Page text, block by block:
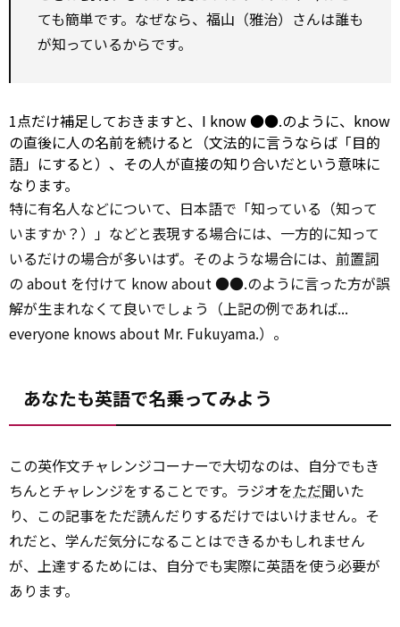
ても簡単です。なぜなら、福山（雅治）さんは誰も
が知っているからです。
1点だけ補足しておきますと、I know ●●.のように、know
の直後に人の名前を続けると（文法的に言うならば「目的
語」にすると）、その人が直接の知り合いだという意味に
なります。
特に有名人などについて、日本語で「知っている（知って
いますか？）」などと表現する場合には、一方的に知って
いるだけの場合が多いはず。そのような場合には、 前置詞
の about を付けて know about ●●.のように言った方が誤
解が生まれなくて良いでしょう（上記の例であれば...
everyone knows about Mr. Fukuyama.）。
あなたも英語で名乗ってみよう
この英作文チャレンジコーナーで大切なのは、自分でもき
ちんとチャレンジをすることです。ラジオをただ聞いた
り、この記事をただ読んだりするだけではいけません。そ
れだと、学んだ気分になることはできるかもしれません
が、上達するためには、自分でも実際に英語を使う必要が
あります。